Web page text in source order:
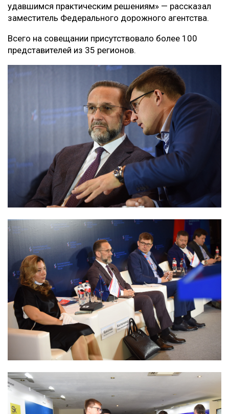
удавшимся практическим решениям» — рассказал
заместитель Федерального дорожного агентства.
Всего на совещании присутствовало более 100
представителей из 35 регионов.